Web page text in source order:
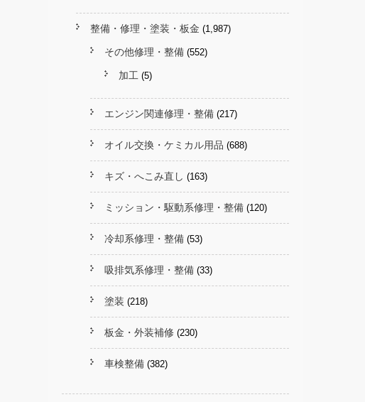
整備・修理・塗装・板金 (1,987)
その他修理・整備 (552)
加工 (5)
エンジン関連修理・整備 (217)
オイル交換・ケミカル用品 (688)
キズ・へこみ直し (163)
ミッション・駆動系修理・整備 (120)
冷却系修理・整備 (53)
吸排気系修理・整備 (33)
塗装 (218)
板金・外装補修 (230)
車検整備 (382)